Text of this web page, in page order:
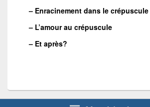
– Enracinement dans le crépuscule
– L’amour au crépuscule
– Et après?